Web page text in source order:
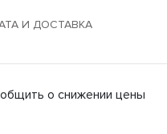
И ДОСТАВКА
о снижении цены